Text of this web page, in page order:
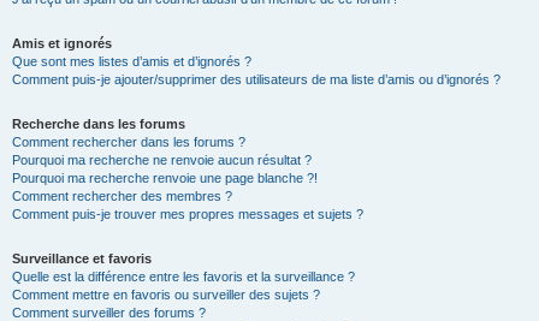
Amis et ignorés
Que sont mes listes d’amis et d’ignorés ?
Comment puis-je ajouter/supprimer des utilisateurs de ma liste d’amis ou d’ignorés ?
Recherche dans les forums
Comment rechercher dans les forums ?
Pourquoi ma recherche ne renvoie aucun résultat ?
Pourquoi ma recherche renvoie une page blanche ?!
Comment rechercher des membres ?
Comment puis-je trouver mes propres messages et sujets ?
Surveillance et favoris
Quelle est la différence entre les favoris et la surveillance ?
Comment mettre en favoris ou surveiller des sujets ?
Comment surveiller des forums ?